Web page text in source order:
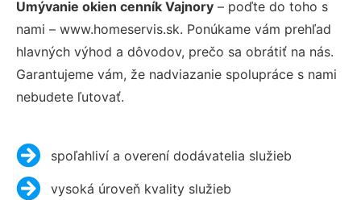
Umývanie okien cenník Vajnory – poďte do toho s
nami – www.homeservis.sk. Ponúkame vám prehľad
hlavných výhod a dôvodov, prečo sa obrátiť na nás.
Garantujeme vám, že nadviazanie spolupráce s nami
nebudete ľutovať.
spoľahliví a overení dodávatelia služieb
vysoká úroveň kvality služieb